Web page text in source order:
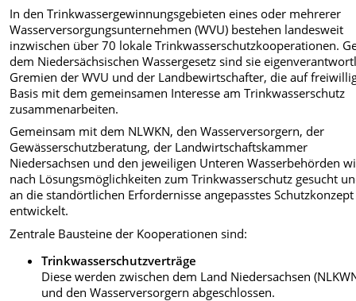
In den Trinkwassergewinnungsgebieten eines oder mehrerer
Wasserversorgungsunternehmen (WVU) bestehen landesweit
inzwischen über 70 lokale Trinkwasserschutzkooperationen.
dem Niedersächsischen Wassergesetz sind sie
Gremien der WVU und der Landbewirtschafter, die auf
Basis mit dem gemeinsamen Interesse am Trinkwasserschutz
zusammenarbeiten.
Gemeinsam mit dem NLWKN, den Wasserversorgern, der
Gewässerschutzberatung, der Landwirtschaftskammer
Niedersachsen und den jeweiligen Unteren Wasserbehörden
nach Lösungsmöglichkeiten zum Trinkwasserschutz gesucht
an die standörtlichen Erfordernisse angepasstes Schutzkonzept
entwickelt.
Zentrale Bausteine der Kooperationen sind:
Trinkwasserschutzverträge
Diese werden zwischen dem Land Niedersachsen
und den Wasserversorgern abgeschlossen.